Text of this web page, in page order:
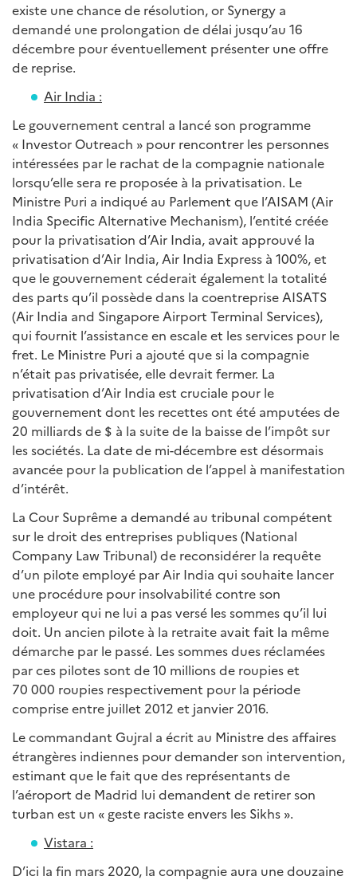
existe une chance de résolution, or Synergy a
demandé une prolongation de délai jusqu’au 16
décembre pour éventuellement présenter une offre
de reprise.
Air India :
Le gouvernement central a lancé son programme
« Investor Outreach » pour rencontrer les personnes
intéressées par le rachat de la compagnie nationale
lorsqu’elle sera re proposée à la privatisation. Le
Ministre Puri a indiqué au Parlement que l’AISAM (Air
India Specific Alternative Mechanism), l’entité créée
pour la privatisation d’Air India, avait approuvé la
privatisation d’Air India, Air India Express à 100%, et
que le gouvernement céderait également la totalité
des parts qu’il possède dans la coentreprise AISATS
(Air India and Singapore Airport Terminal Services),
qui fournit l’assistance en escale et les services pour le
fret. Le Ministre Puri a ajouté que si la compagnie
n’était pas privatisée, elle devrait fermer. La
privatisation d’Air India est cruciale pour le
gouvernement dont les recettes ont été amputées de
20 milliards de $ à la suite de la baisse de l’impôt sur
les sociétés. La date de mi-décembre est désormais
avancée pour la publication de l’appel à manifestation
d’intérêt.
La Cour Suprême a demandé au tribunal compétent
sur le droit des entreprises publiques (National
Company Law Tribunal) de reconsidérer la requête
d’un pilote employé par Air India qui souhaite lancer
une procédure pour insolvabilité contre son
employeur qui ne lui a pas versé les sommes qu’il lui
doit. Un ancien pilote à la retraite avait fait la même
démarche par le passé. Les sommes dues réclamées
par ces pilotes sont de 10 millions de roupies et
70 000 roupies respectivement pour la période
comprise entre juillet 2012 et janvier 2016.
Le commandant Gujral a écrit au Ministre des affaires
étrangères indiennes pour demander son intervention,
estimant que le fait que des représentants de
l’aéroport de Madrid lui demandent de retirer son
turban est un « geste raciste envers les Sikhs ».
Vistara :
D’ici la fin mars 2020, la compagnie aura une douzaine